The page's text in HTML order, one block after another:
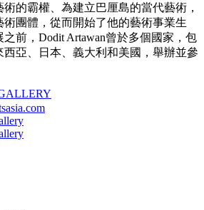
的霸權、為建立巴厘島的當代藝術，
團體，從而開始了他的藝術事業生
前，Dodit Artawan曾於多個國家，包
亞、日本、義大利和美國，舉辦並參